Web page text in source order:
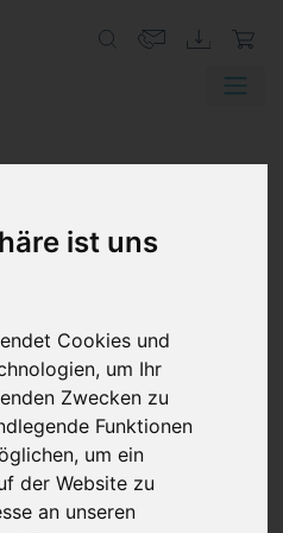
ist uns
Cookies und
um Ihr
Zwecken zu
Funktionen
, um ein
der Website zu
an unseren